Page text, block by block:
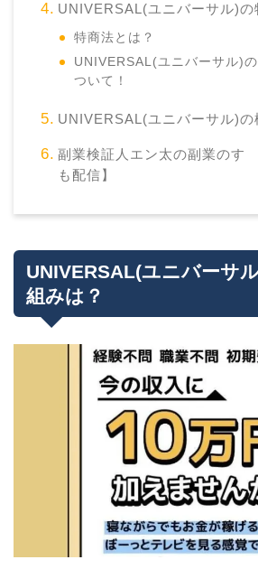
UNIVERSAL(ユニバーサル)の
特商法とは？
UNIVERSAL(ユニバーサル)
ついて！
UNIVERSAL(ユニバーサル)の
副業検証人エン太の副業のす
も配信】
UNIVERSAL(ユニバーサ
組みは？